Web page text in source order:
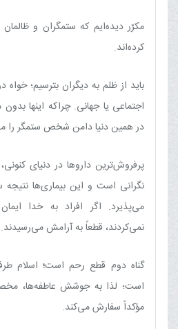
مکرّر دیده‌ایم که ستمگران و
کرده‌اند.
باید از ظلم به دیگران بترسیم؛
اجتماعی یا جهانی. چراکه اینها
در همین دنیا دامن شخص ستمگر را
پرفروش‌ترین داروها در دنیای
نگرانی است و این بیماری‌ها
می‌پذیرد. اگر افراد به خدا
نمی‌کردند، قطعاً به آرامش می‌رسیدند.
گناه دوم قطع رحم است؛ اسلام
است؛ لذا به جوشش عاطفه‌ها،
مؤکداً سفارش می‌کند.